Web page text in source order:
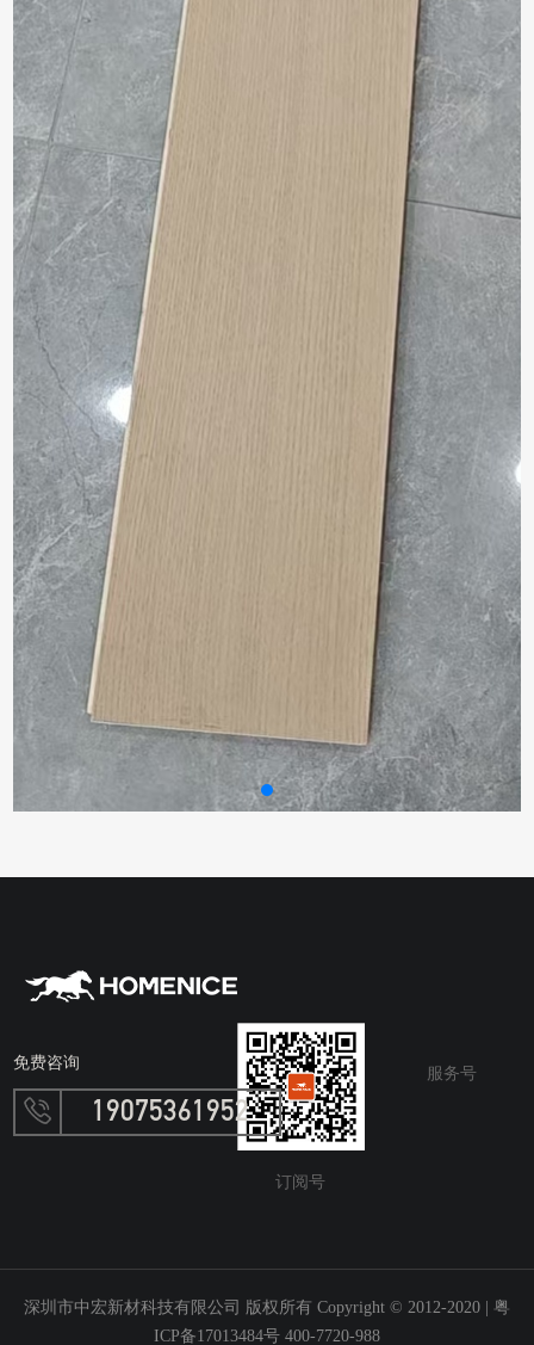
订阅号
服务号
免费咨询
19075361952
深圳市中宏新材科技有限公司 版权所有 Copyright © 2012-2020 | 粤
ICP备17013484号 400-7720-988